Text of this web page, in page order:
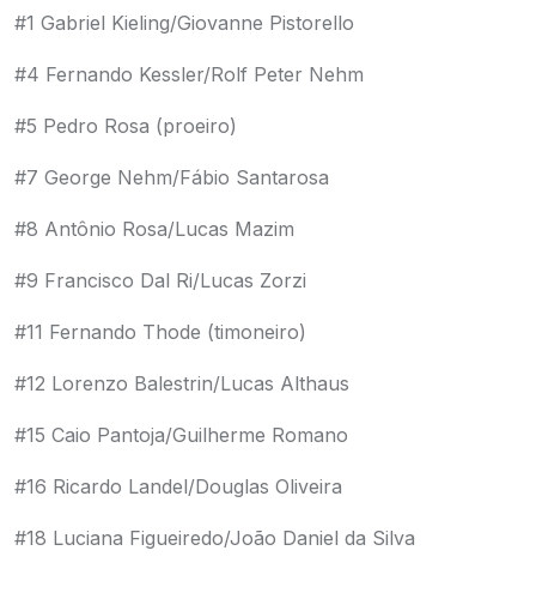
#1 Gabriel Kieling/Giovanne Pistorello
#4 Fernando Kessler/Rolf Peter Nehm
#5 Pedro Rosa (proeiro)
#7 George Nehm/Fábio Santarosa
#8 Antônio Rosa/Lucas Mazim
#9 Francisco Dal Ri/Lucas Zorzi
#11 Fernando Thode (timoneiro)
#12 Lorenzo Balestrin/Lucas Althaus
#15 Caio Pantoja/Guilherme Romano
#16 Ricardo Landel/Douglas Oliveira
#18 Luciana Figueiredo/João Daniel da Silva